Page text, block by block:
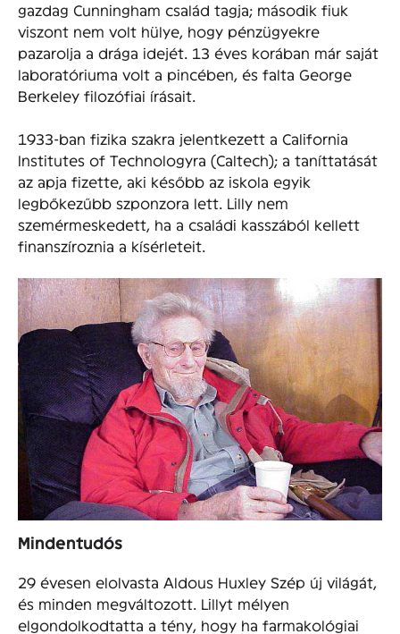
gazdag Cunningham család tagja; második fiuk
viszont nem volt hülye, hogy pénzügyekre
pazarolja a drága idejét. 13 éves korában már saját
laboratóriuma volt a pincében, és falta George
Berkeley filozófiai írásait.
1933-ban fizika szakra jelentkezett a California
Institutes of Technologyra (Caltech); a taníttatását
az apja fizette, aki később az iskola egyik
legbőkezűbb szponzora lett. Lilly nem
szemérmeskedett, ha a családi kasszából kellett
finanszíroznia a kísérleteit.
Mindentudós
29 évesen elolvasta Aldous Huxley Szép új világát,
és minden megváltozott. Lillyt mélyen
elgondolkodtatta a tény, hogy ha farmakológiai